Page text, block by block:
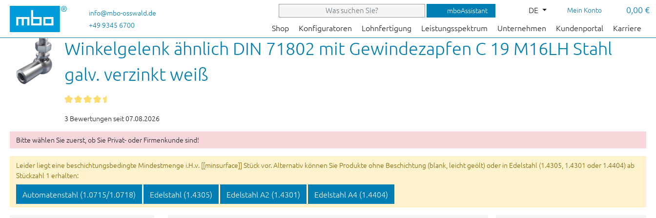
Hauptinhalt springen
Zur Suche springen
Zur Hauptnavigation springeninfo@mbo-osswald.de
+49 9345 6700
mboAssistant DE Mein Konto 0,00 €
Shop Konfiguratoren Lohnfertigung Leistungsspektrum Unternehmen Kundenportal Karriere
Winkelgelenk ähnlich DIN 71802 mit Gewindezapfen C 19 M16LH Stahl
galv. verzinkt weiß
3 Bewertungen seit 07.08.2026
Bitte wählen Sie zuerst, ob Sie Privat- oder Firmenkunde sind!
Leider liegt eine beschichtungsbedingte Mindestmenge i.H.v. [[minsurface]] Stück vor. Alternativ können Sie Produkte ohne Beschichtung (blank, leicht geölt) oder in Edelstahl (1.4305, 1.4301 oder 1.4404) ab
Stückzahl 1 erhalten:
Automatenstahl (1.0715/1.0718) Edelstahl (1.4305) Edelstahl A2 (1.4301) Edelstahl A4 (1.4404)